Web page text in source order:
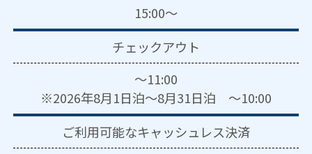
15:00～
チェックアウト
～11:00
※2026年8月1日泊～8月31日泊 ～10:00
ご利用可能なキャッシュレス決済